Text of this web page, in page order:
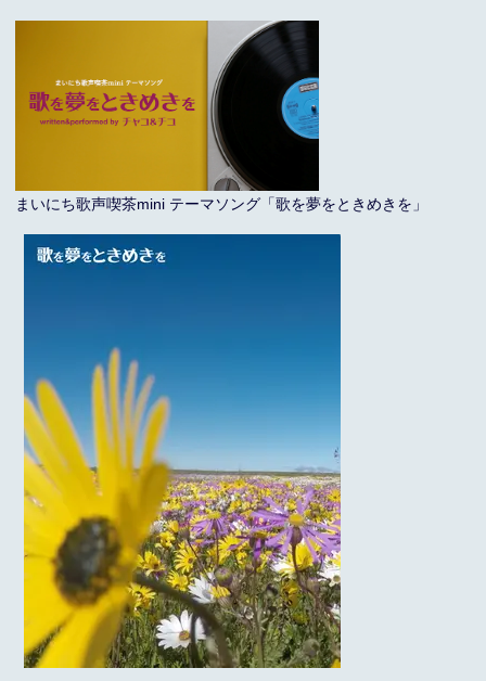
まいにち歌声喫茶mini テーマソング「歌を夢をときめきを」